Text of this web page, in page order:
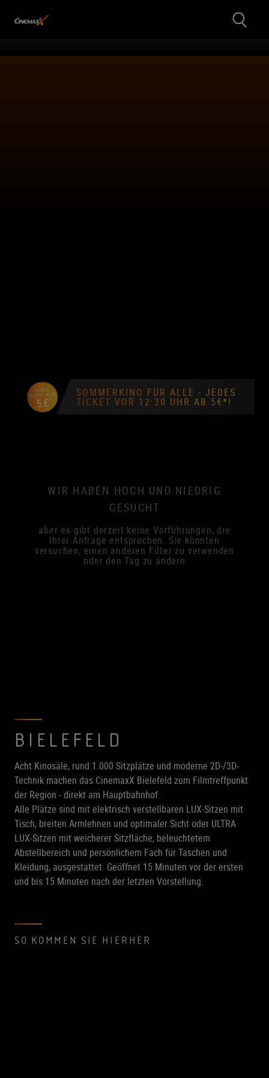
SOMMERKINO FÜR ALLE - JEDES
TICKET VOR 12:30 UHR AB 5€*!
WIR HABEN HOCH UND NIEDRIG
GESUCHT
aber es gibt derzeit keine Vorführungen, die
Ihrer Anfrage entsprechen. Sie könnten
versuchen, einen anderen Filter zu verwenden
oder den Tag zu ändern
BIELEFELD
Acht Kinosäle, rund 1.000 Sitzplätze und moderne 2D-/3D-
Technik machen das CinemaxX Bielefeld zum Filmtreffpunkt
der Region - direkt am Hauptbahnhof.
Alle Plätze sind mit elektrisch verstellbaren LUX-Sitzen mit
Tisch, breiten Armlehnen und optimaler Sicht oder ULTRA
LUX-Sitzen mit weicherer Sitzfläche, beleuchtetem
Abstellbereich und persönlichem Fach für Taschen und
Kleidung, ausgestattet. Geöffnet 15 Minuten vor der ersten
und bis 15 Minuten nach der letzten Vorstellung.
SO KOMMEN SIE HIERHER